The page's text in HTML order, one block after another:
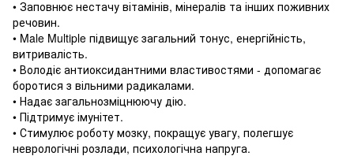
• Заповнює нестачу вітамінів, мінералів та інших поживних
речовин.
• Male Multiple підвищує загальний тонус, енергійність,
витривалість.
• Володіє антиоксидантними властивостями - допомагає
боротися з вільними радикалами.
• Надає загальнозміцнюючу дію.
• Підтримує імунітет.
• Стимулює роботу мозку, покращує увагу, полегшує
неврологічні розлади, психологічна напруга.